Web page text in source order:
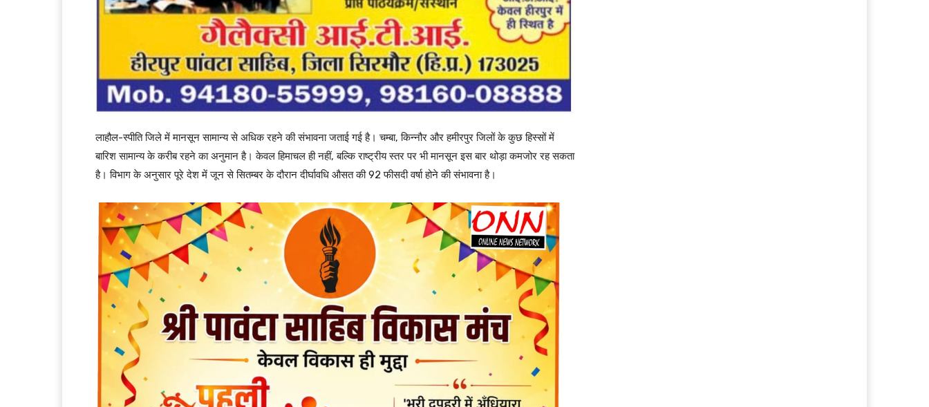
लाहौल-स्पीति जिले में मानसून सामान्य से अधिक रहने की संभावना जताई गई है। चम्बा, किन्नौर और हमीरपुर जिलों के कुछ हिस्सों में
बारिश सामान्य के करीब रहने का अनुमान है। केवल हिमाचल ही नहीं, बल्कि राष्ट्रीय स्तर पर भी मानसून इस बार थोड़ा कमजोर रह सकता
है। विभाग के अनुसार पूरे देश में जून से सितम्बर के दौरान दीर्घावधि औसत की 92 फीसदी वर्षा होने की संभावना है।